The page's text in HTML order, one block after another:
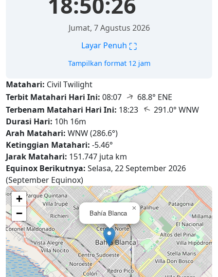
Jumat, 7 Agustus 2026
Layar Penuh ⛶
Tampilkan format 12 jam
Matahari: Civil Twilight
Terbit Matahari Hari Ini: 08:07 ↑ 68.8° ENE
Terbenam Matahari Hari Ini: 18:23 ↑ 291.0° WNW
Durasi Hari: 10h 16m
Arah Matahari: WNW (286.6°)
Ketinggian Matahari: -5.46°
Jarak Matahari: 151.747 juta km
Equinox Berikutnya: Selasa, 22 September 2026
(September Equinox)
Bahía Blanca
×
+
−